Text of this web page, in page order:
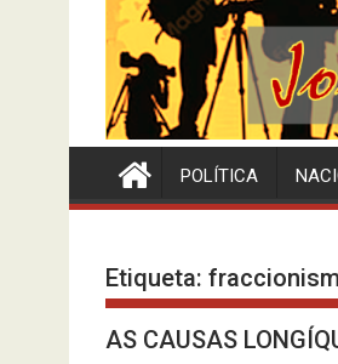
POLÍTICA
Etiqueta:
AS CAUSAS